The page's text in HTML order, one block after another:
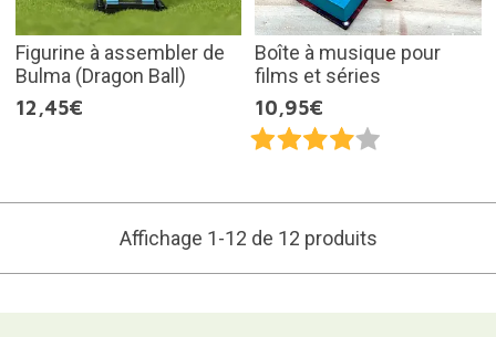
Figurine à assembler de
Bulma (Dragon Ball)
12,45€
Boîte à musique pour
films et séries
10,95€
Affichage 1-12 de 12 produits